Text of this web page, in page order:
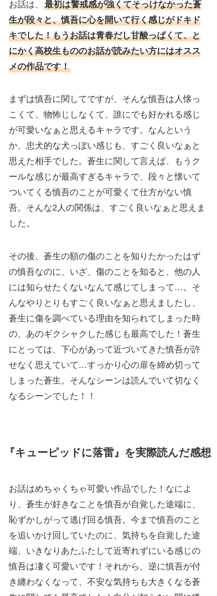
お話は、 最初は警戒感が強くてそっけなかった蒼
生が段々と、慎吾に心を開いて行く感じがドキド
キでした！もうお話は青春だし甘酸っぱくて、と
にかく高校生もののお話が読みたい方にはオスス
メの作品です！
まずは慎吾に関してですが、そんな慎吾は人懐っ
こくて、物怖じしなくて、誰にでも好かれる感じ
が可愛いなぁと思えるキャラです。なんという
か、忠犬的な犬っぽい感じも、すごく良いなぁと
思えた相手でした。蒼生に関して言えば、もうク
ールな感じが最高すぎるキャラで、段々と懐いて
ついてくる慎吾のことが可愛くて仕方がない慎
吾。そんな2人の関係は、すごく良いなぁと思えま
した。
その後、蒼生の額の傷のことを知りたかったはず
の慎吾なのに、いざ、傷のことを知ると、他の人
には知らせたくないなんて感じてしまって…。そ
んなやりとりもすごく良いなぁと思えましたし、
蒼生に傷を調べている理由を知られてしまった時
の、あのギクシャクした感じも最高でした！蒼生
にとっては、下心があって近づいてきた慎吾が許
せなく思えていて…すっかり心の扉を締め切って
しまった蒼生。そんなシーンは読んでいて切なく
なるシーンでした！！
『キューピッドに落雷』を実際読んだ感想
お話はめちゃくちゃ可愛い作品でした！なによ
り、蒼生が好きなことを慎吾が自覚した途端に、
恥ずかしがって逃げ回る慎吾。今まで慎吾のこと
を追いかけ回していたのに、気持ちを自覚した途
端、いきなりあたふたして近寄れずにいる感じの
慎吾は凄く可愛いです！それから、逆に慎吾が付
き纏わなくなって、不安な気持ちも大きくなる蒼